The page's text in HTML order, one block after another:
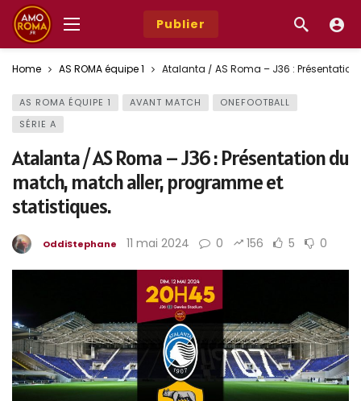
Publier
Home AS ROMA équipe 1 Atalanta / AS Roma – J36 :
AS ROMA ÉQUIPE 1 AVANT MATCH
ONEFOOTBALL
SÉRIE A
Atalanta / AS Roma – J36 : Présentation du
match, match aller, programme et
statistiques.
OddiStephane 11 mai 2024 0 156 5 0